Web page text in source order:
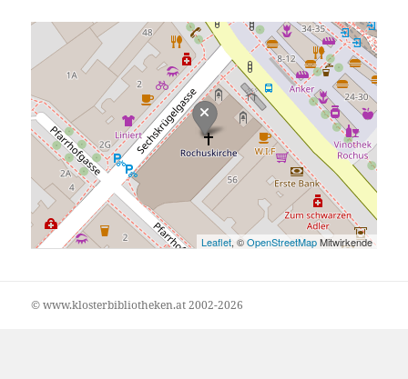
Leaflet, ©OpenStreetMapMitwirkende
© www.klosterbibliotheken.at 2002-2026